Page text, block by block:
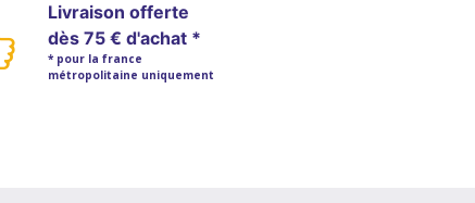
Livraison offerte
dès 75 € d'achat *
* pour la france
métropolitaine uniquement